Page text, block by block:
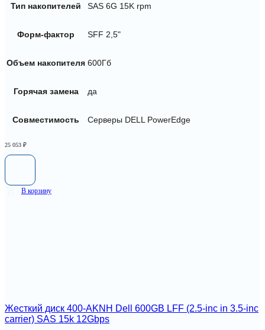
Тип накопителей SAS 6G 15K rpm
Форм-фактор SFF 2,5"
Объем накопителя 600Гб
Горячая замена да
Совместимость Серверы DELL PowerEdge
25 053 ₽
В корзину
Жесткий диск 400-AKNH Dell 600GB LFF (2.5-inc in 3.5-inc
carrier) SAS 15k 12Gbps